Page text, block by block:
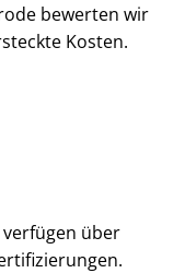
bewerten wir
Kosten.
über